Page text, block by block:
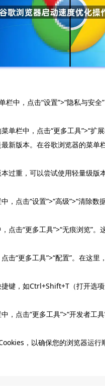
中，点击“设置”>“隐私与安
栏中，点击“更多工具”>“扩
新版本。在谷歌浏览器的菜单
过重，可以尝试使用轻量级
点击“设置”>“高级”>“清除数
点击“更多工具”>“无痕浏览”。
击“更多工具”>“配置”。在这
键，如Ctrl+Shift+T（打开选
，点击“更多工具”>“开发者
，以确保您的浏览器运行